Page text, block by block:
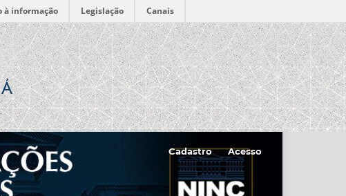
à informação Legislação Canais
Cadastro Acesso